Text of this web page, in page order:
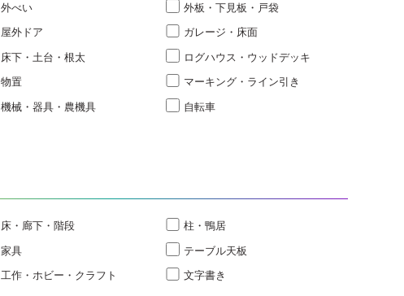
外べい 外板・下見板・戸袋
屋外ドア ガレージ・床面
床下・土台・根太 ログハウス・ウッドデッキ
物置 マーキング・ライン引き
機械・器具・農機具 自転車
床・廊下・階段 柱・鴨居
家具 テーブル天板
工作・ホビー・クラフト 文字書き